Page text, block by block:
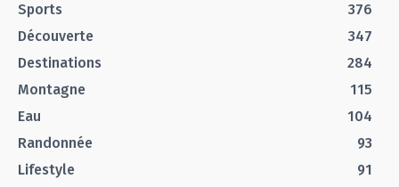
Sports
376
Découverte
347
Destinations
284
Montagne
115
Eau
104
Randonnée
93
Lifestyle
91